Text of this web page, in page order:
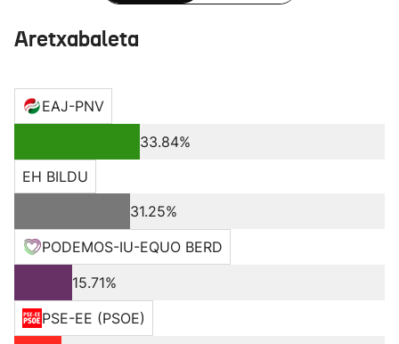
Aretxabaleta
EAJ-PNV
33.84%
EH BILDU
31.25%
PODEMOS-IU-EQUO BERD
15.71%
PSE-EE (PSOE)